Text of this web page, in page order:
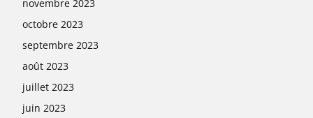
novembre 2023
octobre 2023
septembre 2023
août 2023
juillet 2023
juin 2023